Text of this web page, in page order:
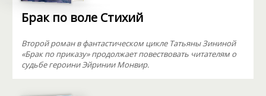
Брак по воле Стихий
Второй роман в фантастическом цикле Татьяны Зининой
«Брак по приказу» продолжает повествовать читателям о
судьбе героини Эйринии Монвир.